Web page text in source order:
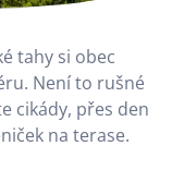
tahy si obec
Není to rušné
cikády, přes den
na terase.